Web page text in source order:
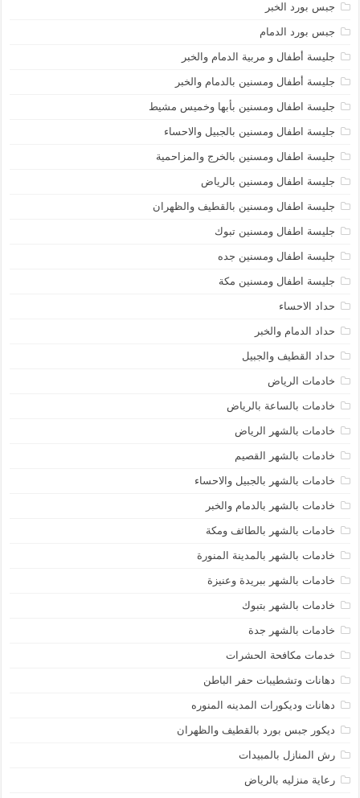
جبس بورد الخبر
جبس بورد الدمام
جليسة أطفال و مربية الدمام والخبر
جليسة أطفال ومسنين بالدمام والخبر
جليسة اطفال ومسنين بأبها وخميس مشيط
جليسة اطفال ومسنين بالجبيل والاحساء
جليسة اطفال ومسنين بالخرج والمزاحمية
جليسة اطفال ومسنين بالرياض
جليسة اطفال ومسنين بالقطيف والظهران
جليسة اطفال ومسنين تبوك
جليسة اطفال ومسنين جده
جليسة اطفال ومسنين مكة
حداد الاحساء
حداد الدمام والخبر
حداد القطيف والجبيل
خادمات الرياض
خادمات بالساعة بالرياض
خادمات بالشهر الرياض
خادمات بالشهر القصيم
خادمات بالشهر بالجبيل والاحساء
خادمات بالشهر بالدمام والخبر
خادمات بالشهر بالطائف ومكة
خادمات بالشهر بالمدينة المنورة
خادمات بالشهر ببريدة وعنيزة
خادمات بالشهر بتبوك
خادمات بالشهر جدة
خدمات مكافحة الحشرات
دهانات وتشطيبات حفر الباطن
دهانات وديكورات المدينه المنوره
ديكور جبس بورد بالقطيف والظهران
رش المنازل بالمبيدات
رعاية منزليه بالرياض